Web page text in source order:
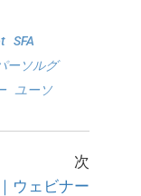
SFA
ーソルグ
ユーソ
次
ウェビナー